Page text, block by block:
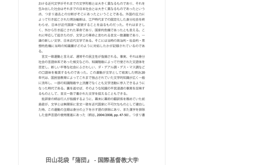
田山花袋『蒲団』 - 国際基督教大学